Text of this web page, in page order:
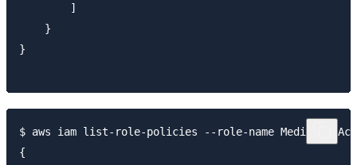
        ]
    }
}
$ aws iam list-role-policies --role-name
{